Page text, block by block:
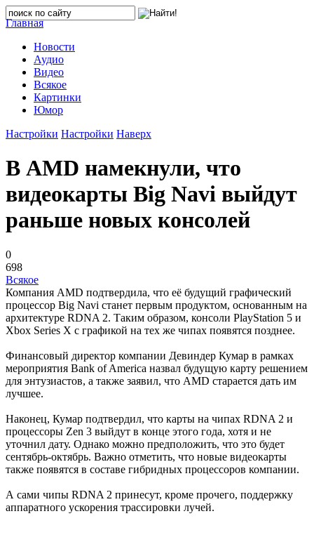
Главная
Новости
Аудио
Видео
Всякое
Картинки
Юмор
Настройки Настройки Наверх
В AMD намекнули, что
видеокарты Big Navi выйдут
раньше новых консолей
0
698
Всякое
Компания AMD подтвердила, что её будущий графический
процессор Big Navi станет первым продуктом, основанным на
архитектуре RDNA 2. Таким образом, консоли PlayStation 5 и
Xbox Series X с графикой на тех же чипах появятся позднее.
Финансовый директор компании Девиндер Кумар в рамках
мероприятия Bank of America назвал будущую карту решением
для энтузиастов, а также заявил, что AMD старается дать им
лучшее.
Наконец, Кумар подтвердил, что карты на чипах RDNA 2 и
процессоры Zen 3 выйдут в конце этого года, хотя и не
уточнил дату. Однако можно предположить, что это будет
сентябрь-октябрь. Важно отметить, что новые видеокарты
также появятся в составе гибридных процессоров компании.
А сами чипы RDNA 2 принесут, кроме прочего, поддержку
аппаратного ускорения трассировки лучей.